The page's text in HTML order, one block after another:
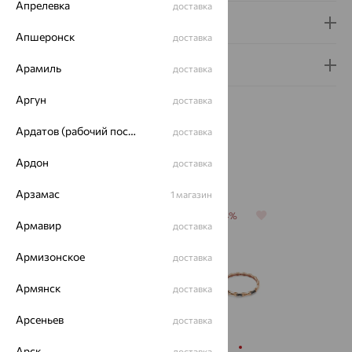
Гарантия и возврат
Похожие изделия
64%
Апрелевка доставка
Апшеронск доставка
Арамиль доставка
Аргун доставка
Ардатов (рабочий поселок) доставка
Ардон доставка
Арзамас 1 магазин
Армавир доставка
Армизонское доставка
Армянск доставка
Арсеньев доставка